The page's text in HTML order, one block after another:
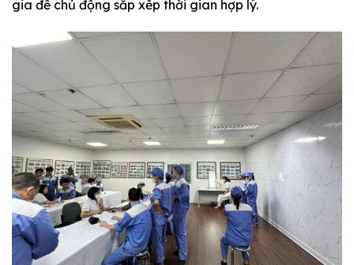
gia để chủ động sắp xếp thời gian hợp lý.